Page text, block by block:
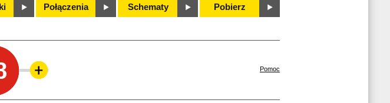
Połączenia Schematy Pobierz
Pomoc